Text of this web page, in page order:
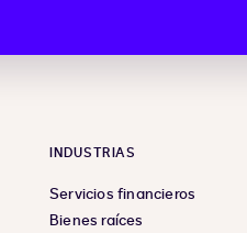
INDUSTRIAS
Servicios financieros
Bienes raíces